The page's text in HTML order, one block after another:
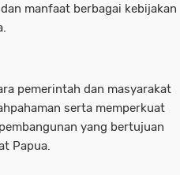
manfaat berbagai kebijakan
pemerintah dan masyarakat
serta memperkuat
yang bertujuan
Papua.